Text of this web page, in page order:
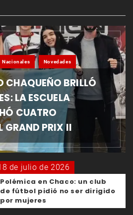
Nacionales Novedades
CHAQUEÑO BRILLÓ
LA ESCUELA
CUATRO
GRAND PRIX II
de julio de 2026
Polémica en Chaco: un club
de fútbol pidió no ser dirigido
por mujeres